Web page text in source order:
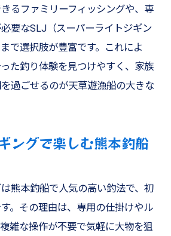
コ釣りも初心者向けに丁寧解説
が安心できるファミリーフィッ
のやさしいサポートで安心釣行
なファミリーフィッシング特集
な釣法で家族全員が楽しめる体
るファミリーフィッシングや、専
要なSLJ（スーパーライトジギン
で選択肢が豊富です。これによ
た釣り体験を見つけやすく、家族
過ごせるのが天草遊漁船の大きな
ングで楽しむ熊本釣船
熊本釣船で人気の高い釣法で、初
。その理由は、専用の仕掛けやル
雑な操作が不要で気軽に大物を狙